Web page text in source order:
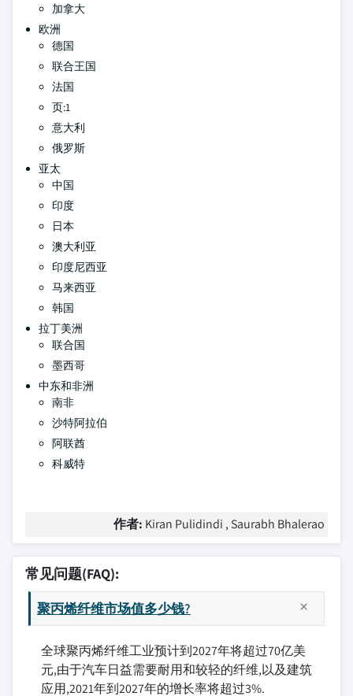
加拿大
欧洲
德国
联合王国
法国
页:1
意大利
俄罗斯
亚太
中国
印度
日本
澳大利亚
印度尼西亚
马来西亚
韩国
拉丁美洲
联合国
墨西哥
中东和非洲
南非
沙特阿拉伯
阿联酋
科威特
作者: Kiran Pulidindi , Saurabh Bhalerao
常见问题(FAQ):
聚丙烯纤维市场值多少钱?
全球聚丙烯纤维工业预计到2027年将超过70亿美
元,由于汽车日益需要耐用和较轻的纤维,以及建筑
应用,2021年到2027年的增长率将超过3%.